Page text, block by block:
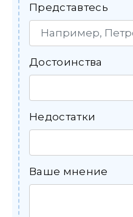
Представтесь
Достоинства
Недостатки
Ваше мнение